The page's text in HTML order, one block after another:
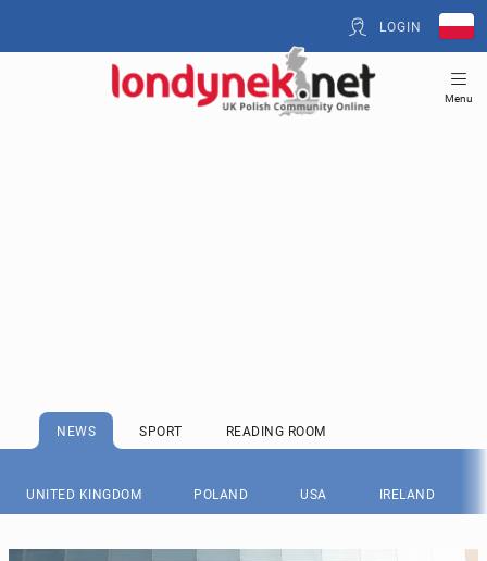
LOGIN
Menu
NEWS SPORT READING ROOM
UNITED KINGDOM POLAND USA IRELAND